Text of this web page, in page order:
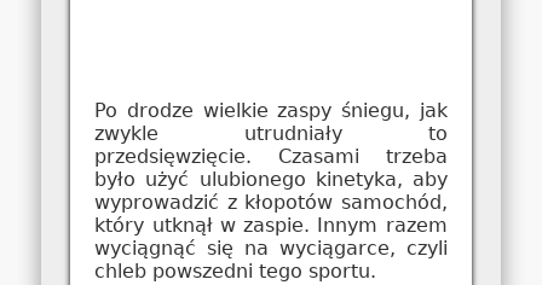
Po drodze wielkie zaspy śniegu, jak
zwykle utrudniały to
przedsięwzięcie. Czasami trzeba
było użyć ulubionego kinetyka, aby
wyprowadzić z kłopotów samochód,
który utknął w zaspie. Innym razem
wyciągnąć się na wyciągarce, czyli
chleb powszedni tego sportu.